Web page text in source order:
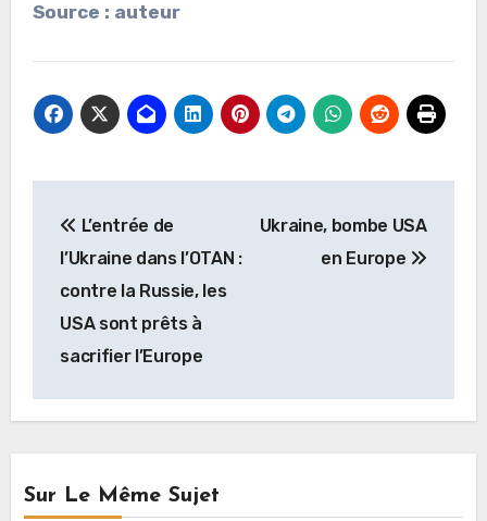
Source : auteur
de
l’article
L’entrée de
l’Ukraine dans l’OTAN :
contre la Russie, les
USA sont prêts à
sacrifier l’Europe
Ukraine, bombe USA
en Europe
Sur Le Même Sujet